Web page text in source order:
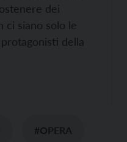
dei
ci siano solo le
della
#OPERA